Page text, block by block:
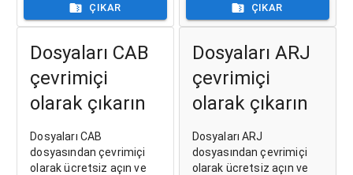
ÇIKAR ÇIKAR
Dosyaları CAB
çevrimiçi
olarak çıkarın
Dosyaları CAB
dosyasından çevrimiçi
olarak ücretsiz açın ve
Dosyaları ARJ
çevrimiçi
olarak çıkarın
Dosyaları ARJ
dosyasından çevrimiçi
olarak ücretsiz açın ve